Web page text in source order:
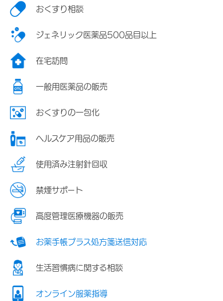
おくすり相談
ジェネリック医薬品500品目以上
在宅訪問
一般用医薬品の販売
おくすりの一包化
ヘルスケア用品の販売
使用済み注射針回収
禁煙サポート
高度管理医療機器の販売
お薬手帳プラス処方箋送信対応
生活習慣病に関する相談
オンライン服薬指導